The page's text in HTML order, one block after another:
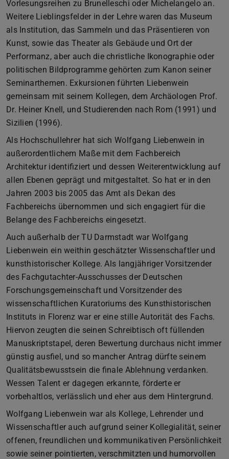
Vorlesungsreihen zu Brunelleschi oder Michelangelo an.
Weitere Lieblingsfelder in der Lehre waren das Museum
als Institution, das Sammeln und das Präsentieren von
Kunst, sowie das Theater als Gebäude und Ort der
Performanz, aber auch die christliche Ikonographie oder
politischen Bildprogramme gehörten zum Kanon seiner
Seminarthemen. Exkursionen führten Liebenwein
gemeinsam mit seinem Kollegen, dem Archäologen Prof.
Dr. Heiner Knell, und Studierenden nach Rom (1991) und
Sizilien (1996).
Als Hochschullehrer hat sich Wolfgang Liebenwein in
außerordentlichem Maße mit dem Fachbereich
Architektur identifiziert und dessen Weiterentwicklung auf
allen Ebenen geprägt und mitgestaltet. So hat er in den
Jahren 2003 bis 2005 das Amt als Dekan des
Fachbereichs übernommen und sich engagiert für die
Belange des Fachbereichs eingesetzt.
Auch außerhalb der TU Darmstadt war Wolfgang
Liebenwein ein weithin geschätzter Wissenschaftler und
kunsthistorischer Kollege. Als langjähriger Vorsitzender
des Fachgutachter-Ausschusses der Deutschen
Forschungsgemeinschaft und Vorsitzender des
wissenschaftlichen Kuratoriums des Kunsthistorischen
Instituts in Florenz war er eine stille Autorität des Fachs.
Hiervon zeugten die seinen Schreibtisch oft füllenden
Manuskriptstapel, deren Bewertung durchaus nicht immer
günstig ausfiel, und so mancher Antrag dürfte seinem
Qualitätsbewusstsein die finale Ablehnung verdanken.
Wessen Talent er dagegen erkannte, förderte er
vorbehaltlos, verlässlich und eher aus dem Hintergrund.
Wolfgang Liebenwein war als Kollege, Lehrender und
Wissenschaftler auch aufgrund seiner Kollegialität, seiner
offenen, freundlichen und kommunikativen Persönlichkeit
sowie seiner pointierten, verschmitzten und humorvollen